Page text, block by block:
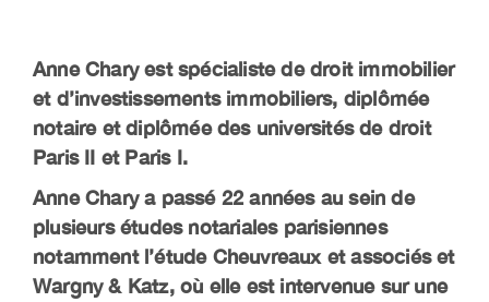
Anne Chary est spécialiste de droit immobilier
et d’investissements immobiliers, diplômée
notaire et diplômée des universités de droit
Paris II et Paris I.
Anne Chary a passé 22 années au sein de
plusieurs études notariales parisiennes
notamment l’étude Cheuvreaux et associés et
Wargny & Katz, où elle est intervenue sur une